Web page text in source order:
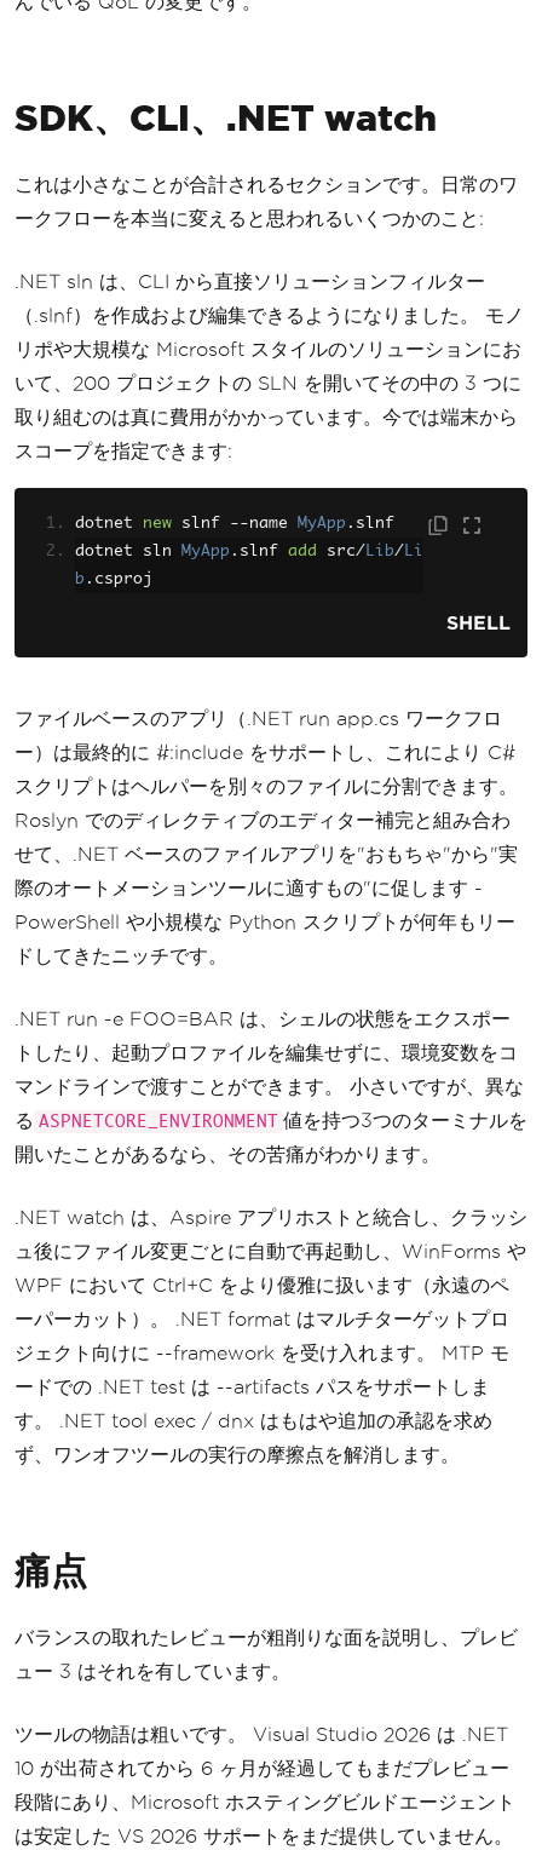
SDK、CLI、.NET watch
これは小さなことが合計されるセクションです。日常のワ
ークフローを本当に変えると思われるいくつかのこと:
.NET sln は、CLI から直接ソリューションフィルター
（.slnf）を作成および編集できるようになりました。 モノ
リポや大規模な Microsoft スタイルのソリューションにお
いて、200 プロジェクトの SLN を開いてその中の 3 つに
取り組むのは真に費用がかかっています。今では端末から
スコープを指定できます:
dotnet new slnf --name MyApp . slnf
dotnet sln MyApp . slnf add src/ Lib/ Li
b . csproj
SHELL
ファイルベースのアプリ（.NET run app.cs ワークフロ
ー）は最終的に #:include をサポートし、これにより C#
スクリプトはヘルパーを別々のファイルに分割できます。
Roslyn でのディレクティブのエディター補完と組み合わ
せて、.NET ベースのファイルアプリを"おもちゃ"から"実
際のオートメーションツールに適すもの"に促します -
PowerShell や小規模な Python スクリプトが何年もリー
ドしてきたニッチです。
.NET run -e FOO=BAR は、シェルの状態をエクスポー
トしたり、起動プロファイルを編集せずに、環境変数をコ
マンドラインで渡すことができます。 小さいですが、異な
る ASPNETCORE_ENVIRONMENT
値を持つ3つのターミナルを
開いたことがあるなら、その苦痛がわかります。
.NET watch は、Aspire アプリホストと統合し、クラッシ
ュ後にファイル変更ごとに自動で再起動し、WinForms や
WPF において Ctrl+C をより優雅に扱います（永遠のペ
ーパーカット）。 .NET format はマルチターゲットプロ
ジェクト向けに --framework を受け入れます。 MTP モ
ードでの .NET test は --artifacts パスをサポートしま
す。 .NET tool exec / dnx はもはや追加の承認を求め
ず、ワンオフツールの実行の摩擦点を解消します。
痛点
バランスの取れたレビューが粗削りな面を説明し、プレビ
ュー 3 はそれを有しています。
ツールの物語は粗いです。 Visual Studio 2026 は .NET
10 が出荷されてから 6 ヶ月が経過してもまだプレビュー
段階にあり、Microsoft ホスティングビルドエージェント
は安定した VS 2026 サポートをまだ提供していません。